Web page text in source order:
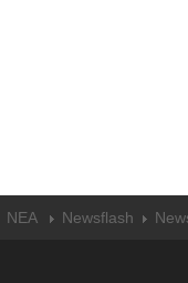
0:00
NEA Newsflash